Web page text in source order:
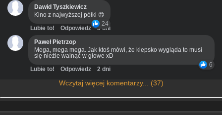
Dawid Tyszkiewicz
Kino z najwyższej półki 😍
24
Lubie to! Odpowiedz
3 dni
Paweł Pietrzop
Mega, mega mega. Jak ktoś mówi, że kiepsko wygląda to musi
się nieźle walnąć w głowe xD
6
Lubie to! Odpowiedz 2 dni
Wczytaj więcej komentarzy... (37)